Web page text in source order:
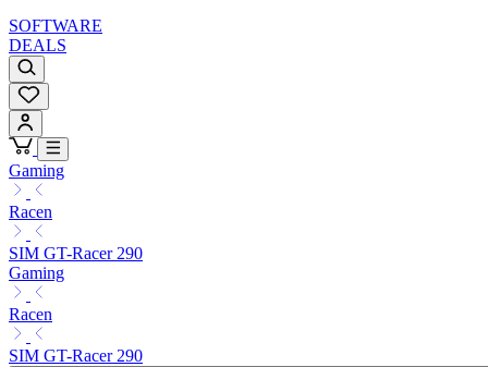
SOFTWARE
DEALS
Gaming
Racen
SIM GT-Racer 290
Gaming
Racen
SIM GT-Racer 290